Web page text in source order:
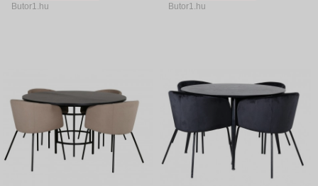
Butor1.hu Butor1.hu